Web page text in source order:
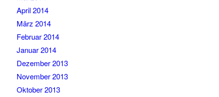
April 2014
März 2014
Februar 2014
Januar 2014
Dezember 2013
November 2013
Oktober 2013